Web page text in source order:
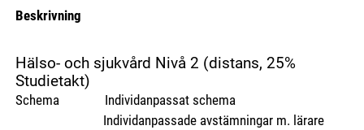
Beskrivning
Hälso- och sjukvård Nivå 2 (distans, 25%
Studietakt)
Schema Individanpassat schema
Individanpassade avstämningar m. lärare